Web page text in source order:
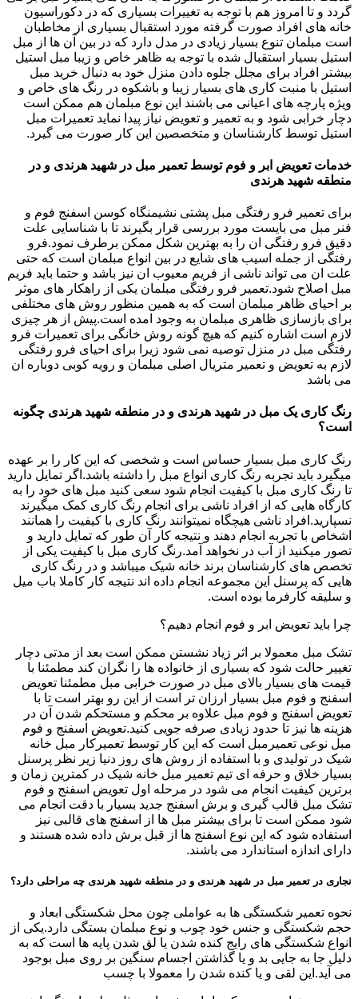
گردد و تا امروز هم با توجه به تغییرات بسیاری که در دکوراسیون
خانه های افراد صورت گرفته مورد استقبال بسیاری از مخاطبان
است مبلمان تنوع بسیار زیادی در مدل دارد که در بین آن ها از مبل
استیل بسیار استقبال شده با توجه به ظاهر خاص و زیبا مبل استیل
بیشتر افراد برای مجلل جلوه دادن منزل خود به دنبال خرید مبل
استیل با منبت کاری های بسیار زیبا و باشکوه در رنگ های خاص و
ویژه پارچه های اعیانی می باشند این نوع مبلمان هم ممکن است
دچار خرابی شود و به تعمیر و تعویض نیاز پیدا نماید تعمیرات مبل
استیل توسط کارشناسان و متخصصین این کار صورت می گیرد.
خدمات تعویض ابر و فوم توسط تعمیر مبل در شهید هرندی و در
منطقه شهید هرندی
برای تعمیر فرو رفتگی مبل پشتی نشیمنگاه کوسن اسفنج فوم و
فنر مبل می بایست مورد بررسی قرار بگیرند تا با شناسایی علت
دقیق فرو رفتگی ان را به بهترین شکل ممکن برطرف نمود.فرو
رفتگی از جمله اسیب های شایع در بین انواع مبلمان است که حتی
علت ان می تواند ناشی از فریم معیوب ان نیز باشد و حتما باید فریم
مبل اصلاح شود.تعمیر فرو رفتگی مبلمان یکی از راهکار های موثر
بر احیای ظاهر مبلمان است که به همین منظور روش های مختلفی
برای بازسازی ظاهری مبلمان به وجود امده است.پیش از هر چیزی
لازم است اشاره کنیم که هیچ گونه روش خانگی برای تعمیرات فرو
رفتگی مبل در منزل توصیه نمی شود زیرا برای احیای فرو رفتگی
لازم به تعویض و تعمیر متریال اصلی مبلمان و رویه کوبی دوباره ان
می باشد
رنگ کاری یک مبل در شهید هرندی و در منطقه شهید هرندی چگونه
است؟
رنگ کاری مبل بسیار حساس است و شخصی که این کار را بر عهده
میگیرد باید تجربه رنگ کاری انواع مبل را داشته باشد.اگر تمایل دارید
تا رنگ کاری مبل با کیفیت انجام شود سعی کنید مبل های خود را به
کارگاه هایی که از افراد ناشی برای انجام رنگ کاری کمک میگیرند
نسپارید.افراد ناشی هیچگاه نمیتوانند رنگ کاری با کیفیت را همانند
اشخاص با تجربه انجام دهند و نتیجه کار آن طور که تمایل دارید و
تصور میکنید از آب در نخواهد آمد.رنگ کاری مبل با کیفیت یکی از
تخصص های کارشناسان برند خانه شیک میباشد و در رنگ کاری
هایی که پرسنل این مجموعه انجام داده اند نتیجه کار کاملا باب میل
و سلیقه کارفرما بوده است.
چرا باید تعویض ابر و فوم انجام دهیم؟
تشک مبل معمولا بر اثر زیاد نشستن ممکن است بعد از مدتی دچار
تغییر حالت شود که بسیاری از خانواده ها را نگران کند مطمئنا با
قیمت های بسیار بالای مبل در صورت خرابی مبل مطمئنا تعویض
اسفنج و فوم مبل بسیار ارزان تر است از این رو بهتر است تا با
تعویض اسفنج و فوم مبل علاوه بر محکم و مستحکم شدن آن در
هزینه ها نیز تا حدود زیادی صرفه جویی کنید.تعویض اسفنج و فوم
مبل نوعی تعمیرمبل است که این کار توسط تعمیرکار مبل خانه
شیک در تولیدی و با استفاده از روش های روز دنیا زیر نظر پرسنل
بسیار خلاق و حرفه ای تیم تعمیر مبل خانه شیک در کمترین زمان و
برترین کیفیت انجام می شود در مرحله اول تعویض اسفنج و فوم
تشک مبل قالب گیری و برش اسفنج جدید بسیار با دقت انجام می
شود ممکن است تا برای بیشتر مبل ها از اسفنج های قالبی نیز
استفاده شود که این نوع اسفنج ها از قبل برش داده شده هستند و
دارای اندازه استاندارد می باشند.
نجاری در تعمیر مبل در شهید هرندی و در منطقه شهید هرندی چه مراحلی دارد؟
نحوه تعمیر شکستگی ها به عواملی چون محل شکستگی ابعاد و
حجم شکستگی و جنس خود چوب و نوع مبلمان بستگی دارد.یکی از
انواع شکستگی های رایج کنده شدن یا لق شدن پایه ها است که به
دلیل جا به جایی بد و یا گذاشتن اجسام سنگین بر روی مبل بوجود
می آید.این لقی و یا کنده شدن را معمولا با چسب